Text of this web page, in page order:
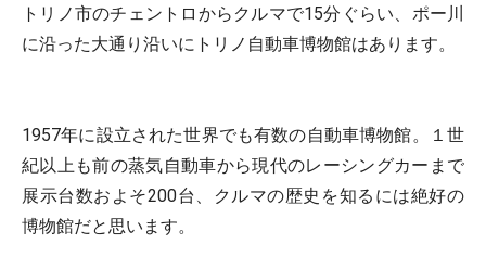
トリノ市のチェントロからクルマで15分ぐらい、ポー川
に沿った大通り沿いにトリノ自動車博物館はあります。
1957年に設立された世界でも有数の自動車博物館。１世
紀以上も前の蒸気自動車から現代のレーシングカーまで
展示台数およそ200台、クルマの歴史を知るには絶好の
博物館だと思います。